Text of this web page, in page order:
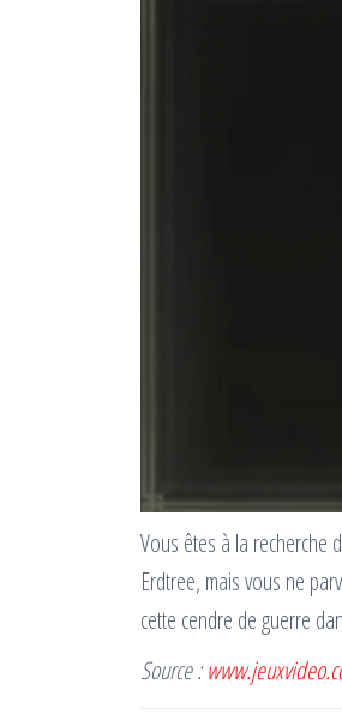
Vous êtes à la recherche
Erdtree, mais vous ne
cette cendre de guerre
Source :